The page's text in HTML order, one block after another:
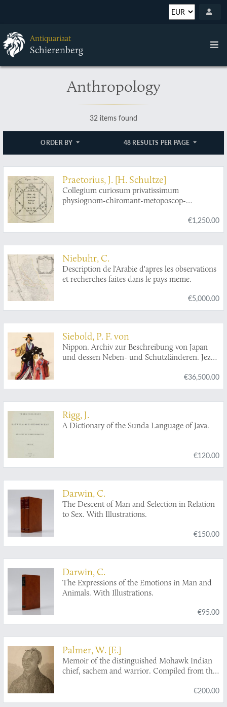
Antiquariaat
Schierenberg
Anthropology
32 items found
ORDER BY 48 RESULTS PER PAGE
Praetorius, J. [H. Schultze]
Collegium curiosum privatissimum
physiognom-chiromant-metoposcop-
vollkömmlich abgehandelt wird, was zur
Die von Aberglauben Vanitaeten und
Zeuscherey gereinigte Chiromantia und
Physiognomia.
€1,250.00
Niebuhr, C.
Description de l'Arabie d'apres les observations
et recherches faites dans le pays meme.
€5,000.00
Siebold, P. F. von
Nippon. Archiv zur Beschreibung von Japan
und dessen Neben- und Schutzländeren. Jezo
den Liukiu-Inseln, nach japanischen und
europäischen Schriften und eigenen
€36,500.00
Rigg, J.
A Dictionary of the Sunda Language of Java.
€120.00
Darwin, C.
The Descent of Man and Selection in Relation
to Sex. With Illustrations.
€150.00
Darwin, C.
The Expressions of the Emotions in Man and
Animals. With Illustrations.
€95.00
Palmer, W. [E.]
Memoir of the distinguished Mohawk Indian
chief, sachem and warrior. Compiled from the
a brief history of the principal events of his life,
with an appendix. And portrait. [Of
€200.00